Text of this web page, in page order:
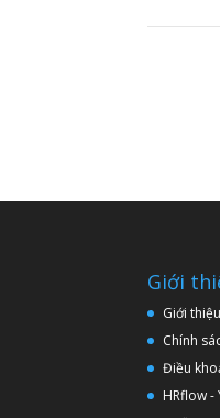
Giới
Giới
Chính
Điều
HRflow -